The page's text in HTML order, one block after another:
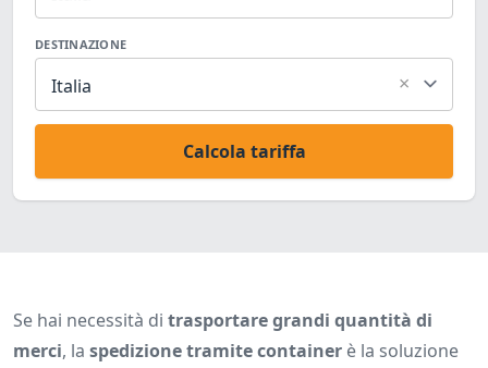
DESTINAZIONE
Italia ×
Calcola tariffa
Se hai necessità di trasportare grandi quantità di
merci, la spedizione tramite container è la soluzione